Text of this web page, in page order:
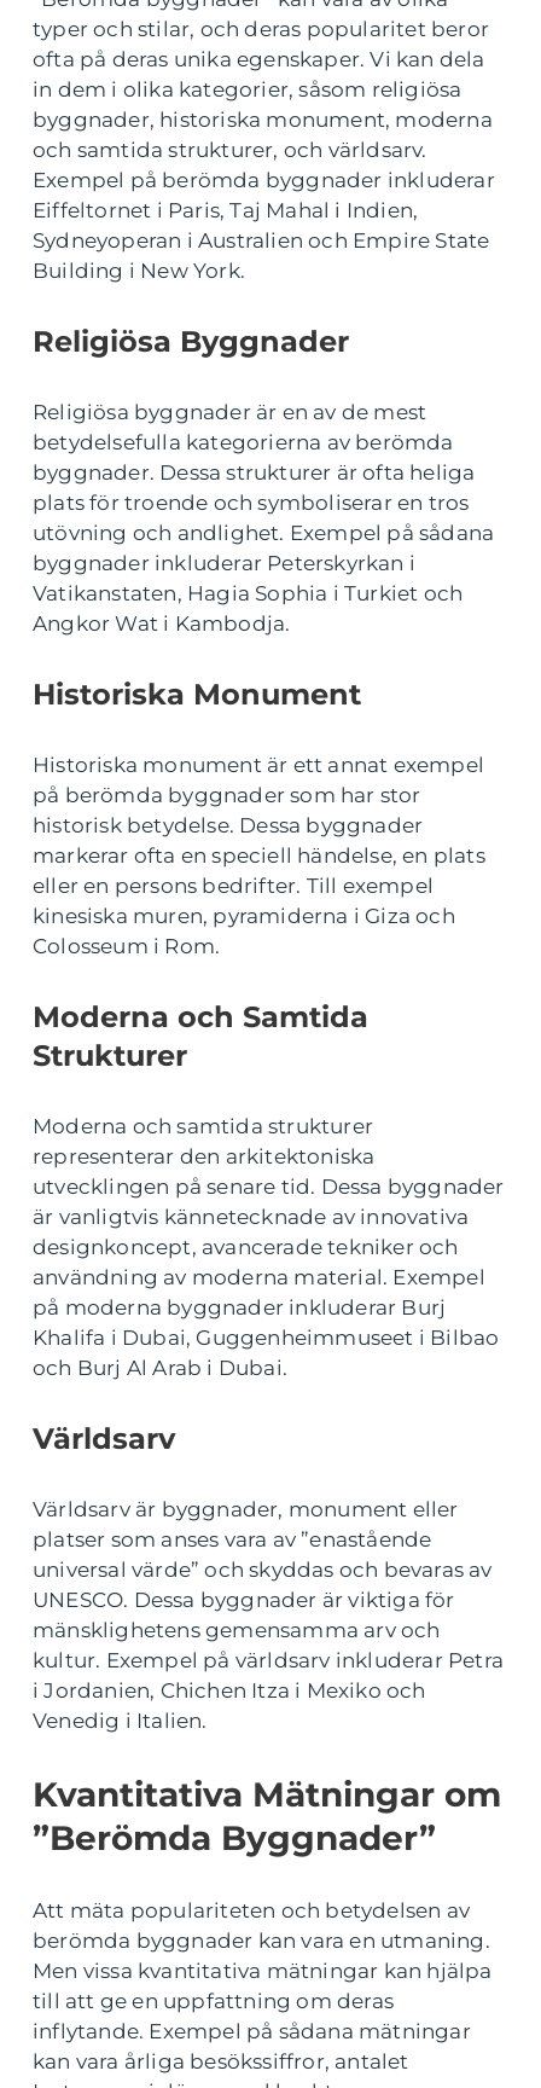
typer och stilar, och deras popularitet beror
ofta på deras unika egenskaper. Vi kan dela
in dem i olika kategorier, såsom religiösa
byggnader, historiska monument, moderna
och samtida strukturer, och världsarv.
Exempel på berömda byggnader inkluderar
Eiffeltornet i Paris, Taj Mahal i Indien,
Sydneyoperan i Australien och Empire State
Building i New York.
Religiösa Byggnader
Religiösa byggnader är en av de mest
betydelsefulla kategorierna av berömda
byggnader. Dessa strukturer är ofta heliga
plats för troende och symboliserar en tros
utövning och andlighet. Exempel på sådana
byggnader inkluderar Peterskyrkan i
Vatikanstaten, Hagia Sophia i Turkiet och
Angkor Wat i Kambodja.
Historiska Monument
Historiska monument är ett annat exempel
på berömda byggnader som har stor
historisk betydelse. Dessa byggnader
markerar ofta en speciell händelse, en plats
eller en persons bedrifter. Till exempel
kinesiska muren, pyramiderna i Giza och
Colosseum i Rom.
Moderna och Samtida
Strukturer
Moderna och samtida strukturer
representerar den arkitektoniska
utvecklingen på senare tid. Dessa byggnader
är vanligtvis kännetecknade av innovativa
designkoncept, avancerade tekniker och
användning av moderna material. Exempel
på moderna byggnader inkluderar Burj
Khalifa i Dubai, Guggenheimmuseet i Bilbao
och Burj Al Arab i Dubai.
Världsarv
Världsarv är byggnader, monument eller
platser som anses vara av ”enastående
universal värde” och skyddas och bevaras av
UNESCO. Dessa byggnader är viktiga för
mänsklighetens gemensamma arv och
kultur. Exempel på världsarv inkluderar Petra
i Jordanien, Chichen Itza i Mexiko och
Venedig i Italien.
Kvantitativa Mätningar om
”Berömda Byggnader”
Att mäta populariteten och betydelsen av
berömda byggnader kan vara en utmaning.
Men vissa kvantitativa mätningar kan hjälpa
till att ge en uppfattning om deras
inflytande. Exempel på sådana mätningar
kan vara årliga besökssiffror, antalet